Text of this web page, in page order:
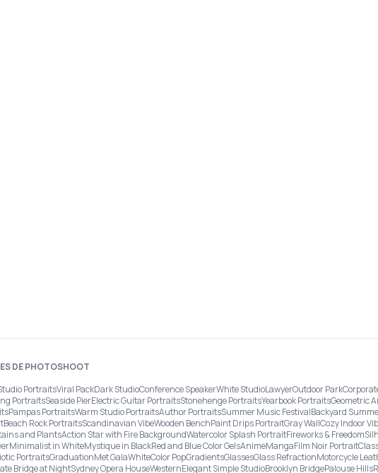
DE PHOTOSHOOT
PortraitsViral PackDark StudioConference SpeakerWhite StudioLawyerOutdoor Park
PortraitsSeaside PierElectric Guitar PortraitsStonehenge PortraitsYearbook PortraitsGeometric
Pampas PortraitsWarm Studio PortraitsAuthor PortraitsSummer Music FestivalBackyard
Beach Rock PortraitsScandinavian VibeWooden BenchPaint Drips PortraitGray WallCozy Indoor
and PlantsAction Star with Fire BackgroundWatercolor Splash PortraitFireworks & Freedom
Minimalist in WhiteMystique in BlackRed and Blue Color GelsAnimeMangaFilm Noir Portrait
PortraitsGraduationMet GalaWhiteColor PopGradientsGlassesGlass RefractionMotorcycle
Bridge at NightSydney Opera HouseWesternElegant Simple StudioBrooklyn BridgePalouse Hills